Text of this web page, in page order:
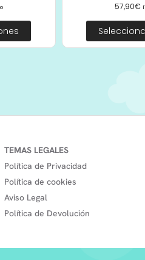
57,90€
TEMAS LEGALES
Política de Privacidad
Política de cookies
Aviso Legal
Política de Devolución